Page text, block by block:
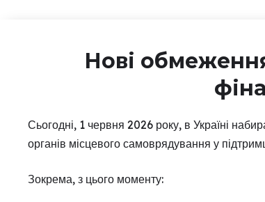
Нові
Сьогодні, 1 червня 2026 року, в Україні
органів місцевого самоврядування у
Зокрема, з цього моменту: